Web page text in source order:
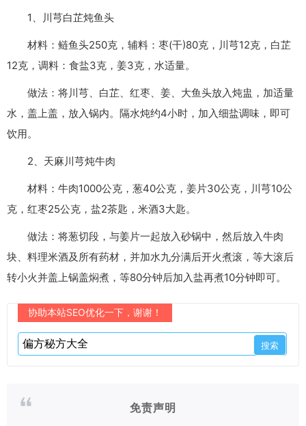
1、川芎白芷炖鱼头
材料：鲢鱼头250克，辅料：枣(干)80克，川芎12克，白芷
12克，调料：食盐3克，姜3克，水适量。
做法：将川芎、白芷、红枣、姜、大鱼头放入炖盅，加适量
水，盖上盖，放入锅内。隔水炖约4小时，加入细盐调味，即可
饮用。
2、天麻川芎炖牛肉
材料：牛肉1000公克，葱40公克，姜片30公克，川芎10公
克，红枣25公克，盐2茶匙，米酒3大匙。
做法：将葱切段，与姜片一起放入砂锅中，然后放入牛肉
块、料理米酒及所有药材，并加水九分满后开火煮滚，等大滚后
转小火并盖上锅盖焖煮，等80分钟后加入盐再煮10分钟即可。
协助本站SEO优化一下，谢谢！
免责声明